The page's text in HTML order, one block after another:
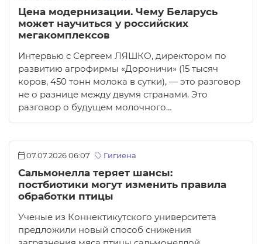
Цена модернизации. Чему Беларусь
может научиться у российских
мегакомплексов
Интервью с Сергеем ЛЯШКО, директором по
развитию агрофирмы «Дороничи» (15 тысяч
коров, 450 тонн молока в сутки), — это разговор
не о разнице между двумя странами. Это
разговор о будущем молочного…
07.07.2026 06:07 Гигиена
Сальмонелла теряет шансы:
постбиотики могут изменить правила
обработки птицы
Ученые из Коннектикутского университета
предложили новый способ снижения